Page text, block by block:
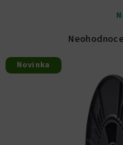
Průměrné
hvězdiček.
Novinka